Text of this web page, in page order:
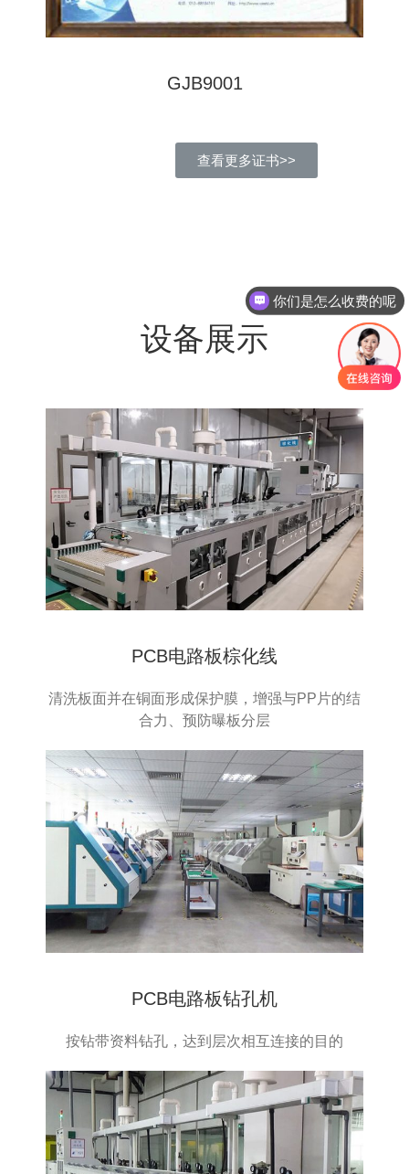
GJB9001
查看更多证书>>
设备展示
PCB电路板棕化线
清洗板面并在铜面形成保护膜，增强与PP片的结
合力、预防曝板分层
PCB电路板钻孔机
按钻带资料钻孔，达到层次相互连接的目的
现在有优惠活动吗